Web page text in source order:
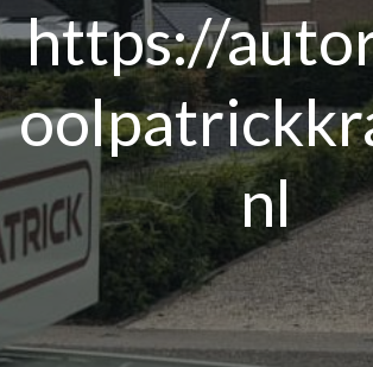
https://
nl